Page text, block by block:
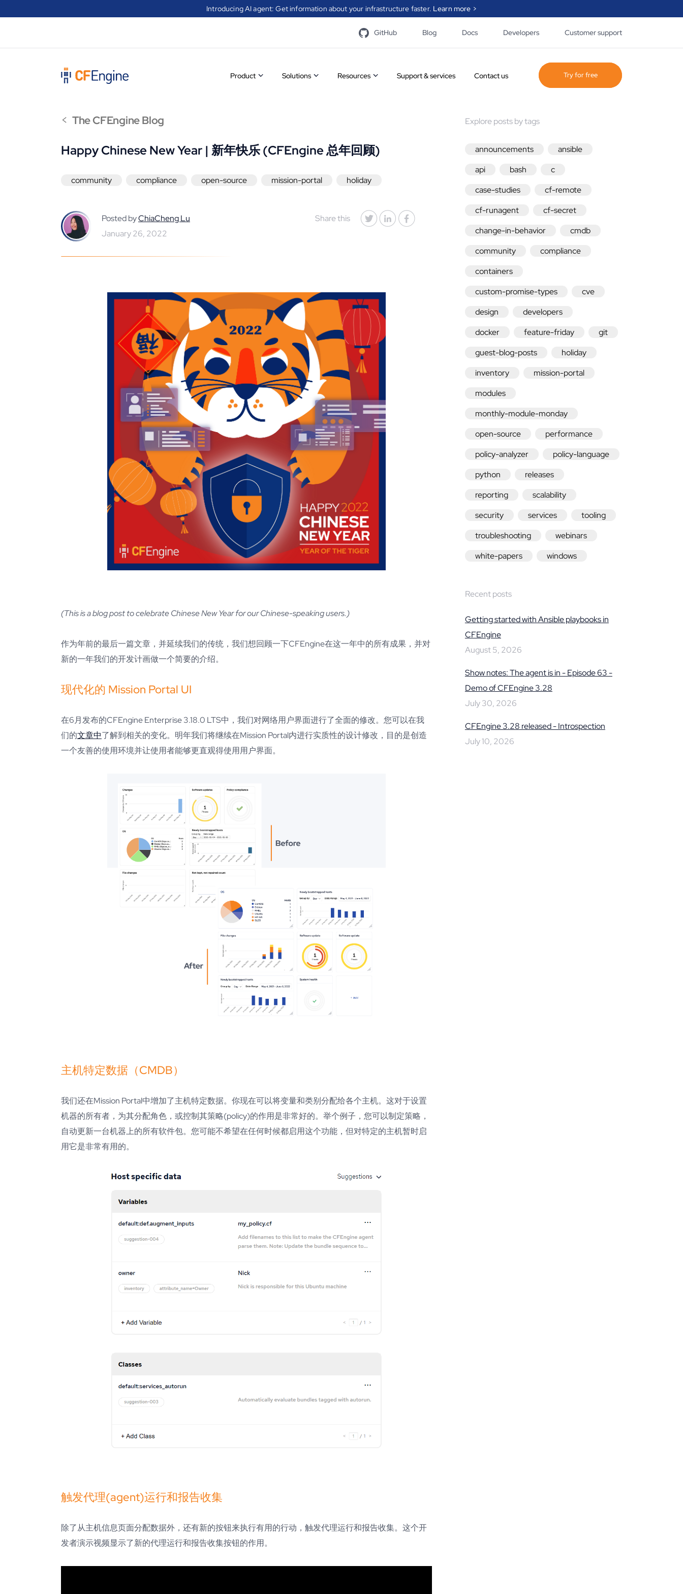
Introducing AI agent: Get information about your infrastructure faster. Learn more >
GitHub Blog Docs Developers Customer support
Product
Community
vs
Solutions
Security
automation
Resources
White
papers
Videos
Quick
install
Enterprise
packages
A catalogue of policy and
CFEngine, our partner and
community that helps you
to simplify the automation
Support & services Contact us Try for free
< The CFEngine Blog
Happy Chinese New Year | 新年快乐 (CFEngine 总年回顾)
community compliance open-source mission-portal holiday
Posted byChiaCheng Lu
January 26, 2022
Share this
(This is a blog post to celebrate Chinese New Year for our Chinese-speaking users.)
作为年前的最后一篇文章，并延续我们的传统，我们想回顾一下CFEngine在这一年中的所有成果，并对
新的一年我们的开发计画做一个简要的介绍。
现代化的 Mission Portal UI
在6月发布的CFEngine Enterprise 3.18.0 LTS中，我们对网络用户界面进行了全面的修改。您可以在我
们的文章中了解到相关的变化。明年我们将继续在Mission Portal内进行实质性的设计修改，目的是创造
一个友善的使用环境并让使用者能够更直观得使用用户界面。
主机特定数据（CMDB）
我们还在Mission Portal中增加了主机特定数据。你现在可以将变量和类别分配给各个主机。这对于设置
机器的所有者，为其分配角色，或控制其策略(policy)的作用是非常好的。举个例子，您可以制定策略，
自动更新一台机器上的所有软件包。您可能不希望在任何时候都启用这个功能，但对特定的主机暂时启
用它是非常有用的。
触发代理(agent)运行和报告收集
除了从主机信息页面分配数据外，还有新的按钮来执行有用的行动，触发代理运行和报告收集。这个开
发者演示视频显示了新的代理运行和报告收集按钮的作用。
Explore posts by tags
announcements
ansible
api
bash
c
case-studies
cf-remote
cf-runagent
cf-secret
change-in-behavior
cmdb
community
compliance
containers
custom-promise-types
cve
design
developers
docker
feature-friday
git
guest-blog-posts
holiday
inventory
mission-portal
modules
monthly-module-monday
open-source
performance
policy-analyzer
policy-language
python
releases
reporting
scalability
security
services
tooling
troubleshooting
webinars
white-papers
windows
Recent posts
Getting started with Ansible playbooks in
CFEngine
August 5, 2026
Show notes: The agent is in - Episode 63 -
Demo of CFEngine 3.28
July 30, 2026
CFEngine 3.28 released - Introspection
July 10, 2026